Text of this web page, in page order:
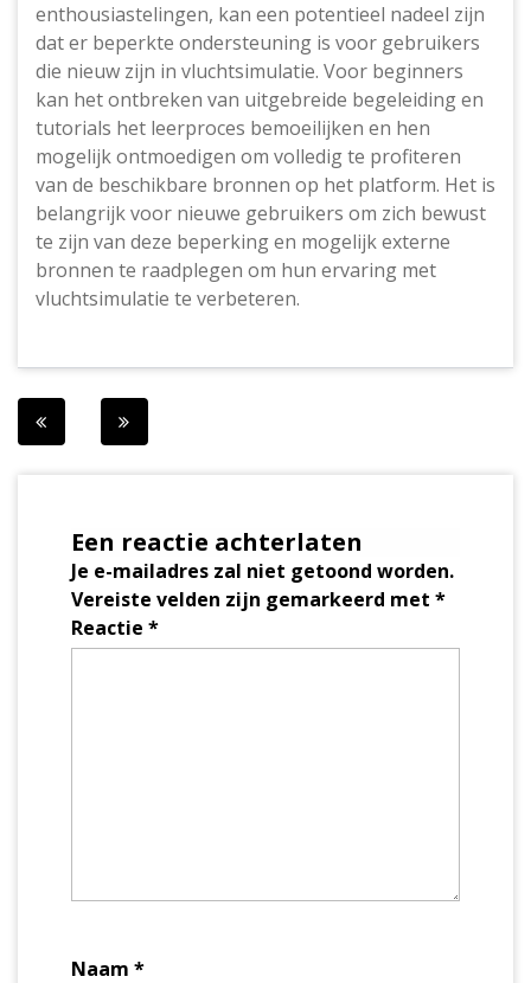
enthousiastelingen, kan een potentieel nadeel zijn
dat er beperkte ondersteuning is voor gebruikers
die nieuw zijn in vluchtsimulatie. Voor beginners
kan het ontbreken van uitgebreide begeleiding en
tutorials het leerproces bemoeilijken en hen
mogelijk ontmoedigen om volledig te profiteren
van de beschikbare bronnen op het platform. Het is
belangrijk voor nieuwe gebruikers om zich bewust
te zijn van deze beperking en mogelijk externe
bronnen te raadplegen om hun ervaring met
vluchtsimulatie te verbeteren.
Berichtnavigatie
Een reactie achterlaten
Je e-mailadres zal niet getoond worden.
Vereiste velden zijn gemarkeerd met *
Reactie *
Naam *